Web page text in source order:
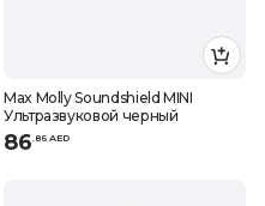
Max Molly Soundshield MINI
Ультразвуковой черный
86.86 AED